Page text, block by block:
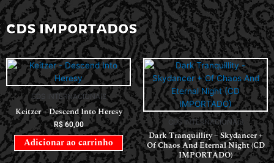
CDS IMPORTADOS
CDS INTERNACIONAIS
Keitzer – Descend Into Heresy
R$60,00
Adicionar ao carrinho
CDS INTERNACIONAIS
Dark Tranquillity – Skydancer +
Of Chaos And Eternal Night (CD
IMPORTADO)